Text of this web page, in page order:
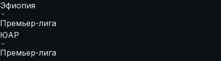
Эфиопия
Премьер-лига
ЮАР
Премьер-лига